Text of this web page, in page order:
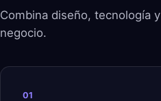
Combina diseño, tecnología
negocio.
01